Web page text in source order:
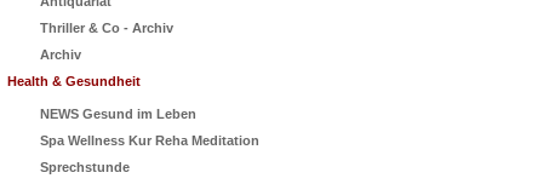
Thriller & Co - Archiv
Archiv
Health & Gesundheit
NEWS Gesund im Leben
Spa Wellness Kur Reha Meditation
Sprechstunde